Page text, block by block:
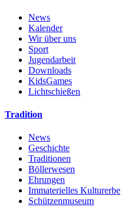
News
Kalender
Wir über uns
Sport
Jugendarbeit
Downloads
KidsGames
Lichtschießen
Tradition
News
Geschichte
Traditionen
Böllerwesen
Ehrungen
Immaterielles Kulturerbe
Schützenmuseum